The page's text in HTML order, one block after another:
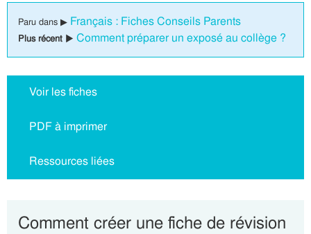
Paru dans ▶ Français : Fiches Conseils Parents
Plus récent ▶ Comment préparer un exposé au collège ?
Voir les fiches
PDF à imprimer
Ressources liées
Comment créer une fiche de révision